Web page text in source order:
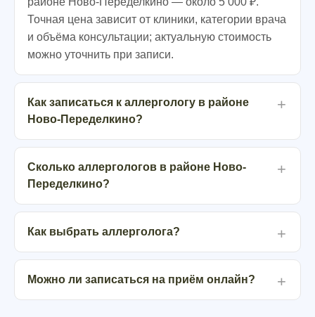
Точная цена зависит от клиники, категории врача
и объёма консультации; актуальную стоимость
можно уточнить при записи.
Как записаться к аллергологу в районе
Ново-Переделкино?
Сколько аллергологов в районе Ново-
Переделкино?
Как выбрать аллерголога?
Можно ли записаться на приём онлайн?